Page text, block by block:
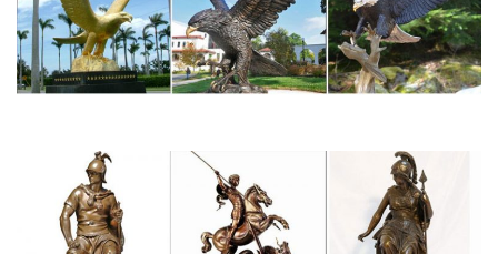
galereya-58fhmo.dima-shoytov.ru/а/1
Куплю земельный участок на чудском озере.
История создания знака «собака» | Статьи
пользователю сети значок собака существует гораздо дольше,
чем электронная почта.Помимо адреса электронной почты,
символ @ используется для работы с языками
программирования: Python, Java, X Path, Ruby…